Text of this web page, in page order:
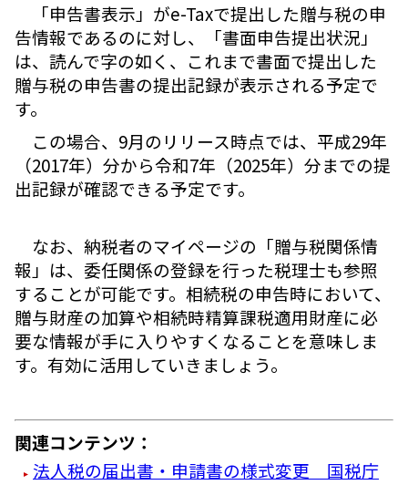
「申告書表示」がe-Taxで提出した贈与税の申
告情報であるのに対し、「書面申告提出状況」
は、読んで字の如く、これまで書面で提出した
贈与税の申告書の提出記録が表示される予定で
す。
この場合、9月のリリース時点では、平成29年
（2017年）分から令和7年（2025年）分までの提
出記録が確認できる予定です。
なお、納税者のマイページの「贈与税関係情
報」は、委任関係の登録を行った税理士も参照
することが可能です。相続税の申告時において、
贈与財産の加算や相続時精算課税適用財産に必
要な情報が手に入りやすくなることを意味しま
す。有効に活用していきましょう。
関連コンテンツ：
法人税の届出書・申請書の様式変更 国税庁